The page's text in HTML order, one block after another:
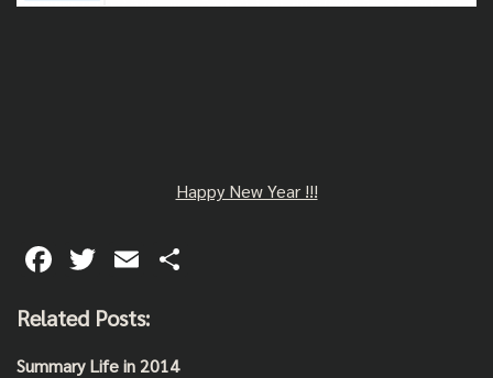
Happy New Year !!!
F
e
b
T
tt
er
E
ai
l
Related Posts:
Summary Life in 2014